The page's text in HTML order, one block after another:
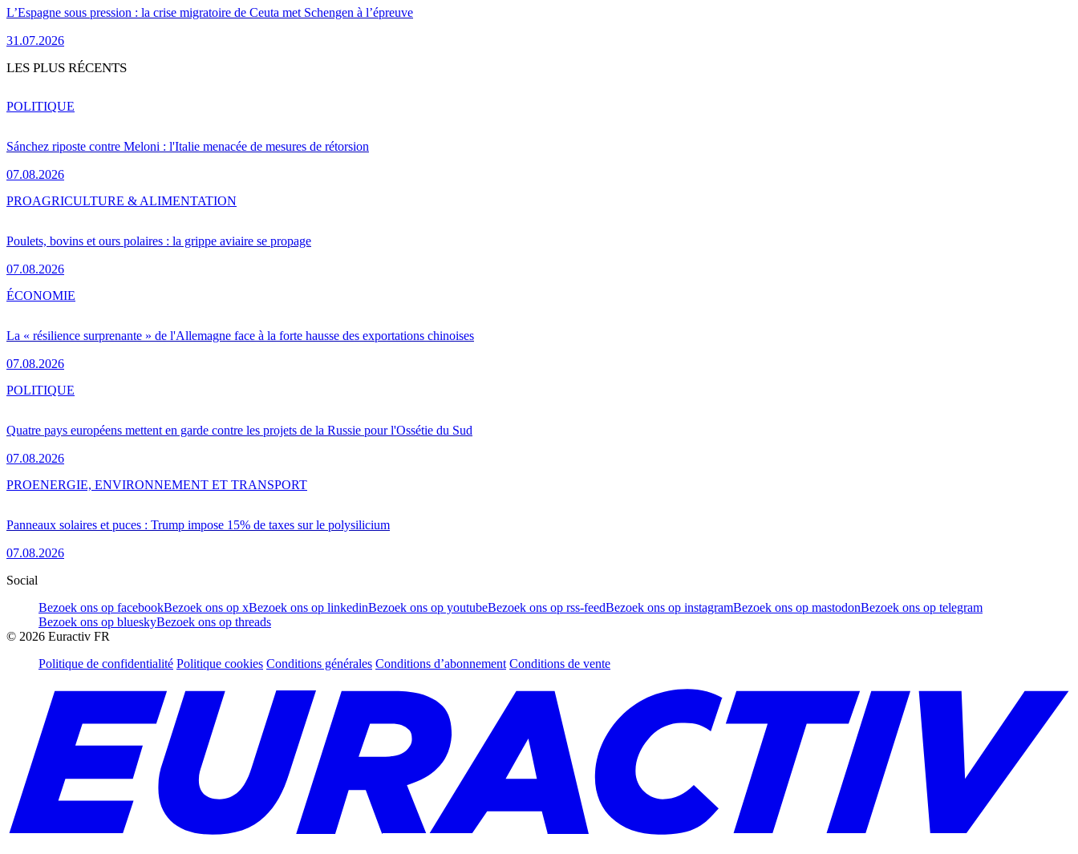
L’Espagne sous pression : la crise migratoire de Ceuta met Schengen à l’épreuve
31.07.2026
LES PLUS RÉCENTS
Sánchez riposte contre Meloni : l'Italie menacée de mesures de rétorsion
07.08.2026
POLITIQUE
Poulets, bovins et ours polaires : la grippe aviaire se propage
07.08.2026
PROAGRICULTURE & ALIMENTATION
La « résilience surprenante » de l'Allemagne face à la forte hausse des exportations chinoises
07.08.2026
ÉCONOMIE
Quatre pays européens mettent en garde contre les projets de la Russie pour l'Ossétie du Sud
07.08.2026
POLITIQUE
Panneaux solaires et puces : Trump impose 15% de taxes sur le polysilicium
07.08.2026
PROENERGIE, ENVIRONNEMENT ET TRANSPORT
Social
Bezoek ons op facebookBezoek ons op xBezoek ons op linkedinBezoek ons op youtubeBezoek ons op rss-feedBezoek ons op instagramBezoek ons op mastodonBezoek ons op telegram
Bezoek ons op blueskyBezoek ons op threads
© 2026 Euractiv FR
Politique de confidentialité Politique cookies Conditions générales Conditions d’abonnement Conditions de vente